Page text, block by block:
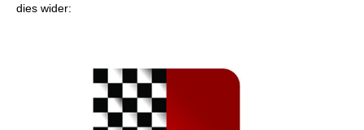
dies wider: